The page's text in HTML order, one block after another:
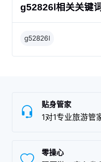
g52826l相关关键词
g52826l
贴身管家
1对1专业旅游管
零操心